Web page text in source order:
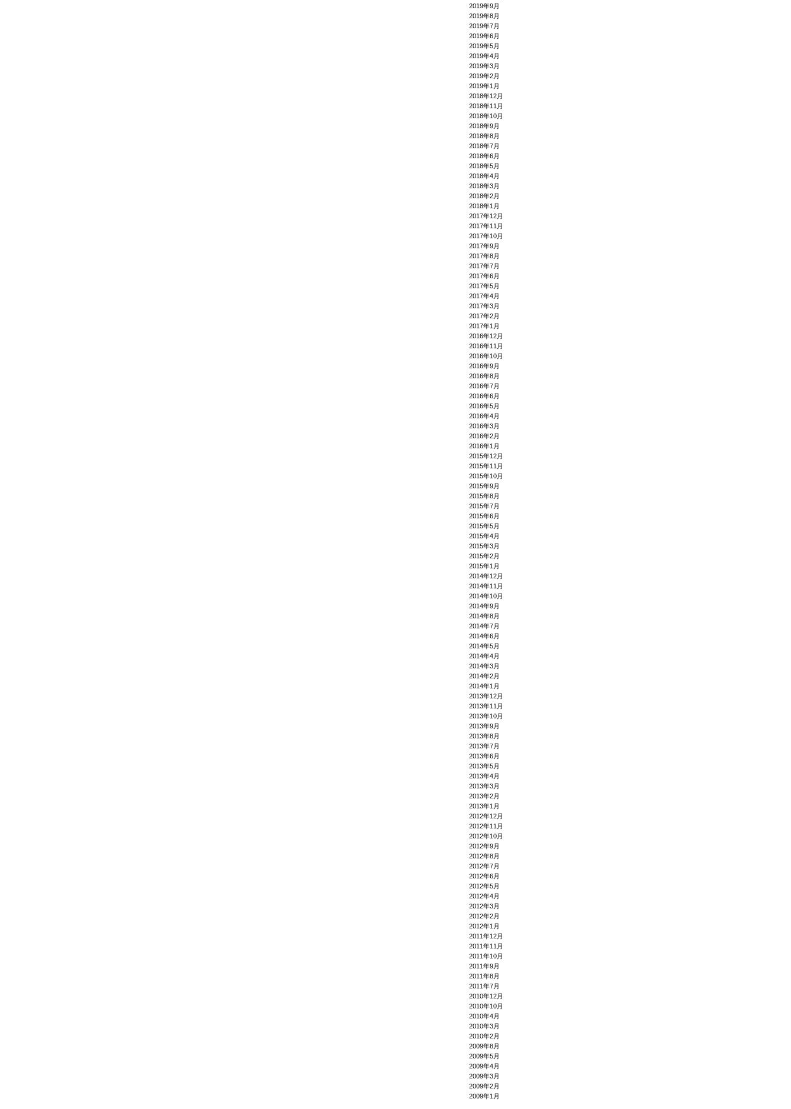
2019年9月
2019年8月
2019年7月
2019年6月
2019年5月
2019年4月
2019年3月
2019年2月
2019年1月
2018年12月
2018年11月
2018年10月
2018年9月
2018年8月
2018年7月
2018年6月
2018年5月
2018年4月
2018年3月
2018年2月
2018年1月
2017年12月
2017年11月
2017年10月
2017年9月
2017年8月
2017年7月
2017年6月
2017年5月
2017年4月
2017年3月
2017年2月
2017年1月
2016年12月
2016年11月
2016年10月
2016年9月
2016年8月
2016年7月
2016年6月
2016年5月
2016年4月
2016年3月
2016年2月
2016年1月
2015年12月
2015年11月
2015年10月
2015年9月
2015年8月
2015年7月
2015年6月
2015年5月
2015年4月
2015年3月
2015年2月
2015年1月
2014年12月
2014年11月
2014年10月
2014年9月
2014年8月
2014年7月
2014年6月
2014年5月
2014年4月
2014年3月
2014年2月
2014年1月
2013年12月
2013年11月
2013年10月
2013年9月
2013年8月
2013年7月
2013年6月
2013年5月
2013年4月
2013年3月
2013年2月
2013年1月
2012年12月
2012年11月
2012年10月
2012年9月
2012年8月
2012年7月
2012年6月
2012年5月
2012年4月
2012年3月
2012年2月
2012年1月
2011年12月
2011年11月
2011年10月
2011年9月
2011年8月
2011年7月
2010年12月
2010年10月
2010年4月
2010年3月
2010年2月
2009年8月
2009年5月
2009年4月
2009年3月
2009年2月
2009年1月